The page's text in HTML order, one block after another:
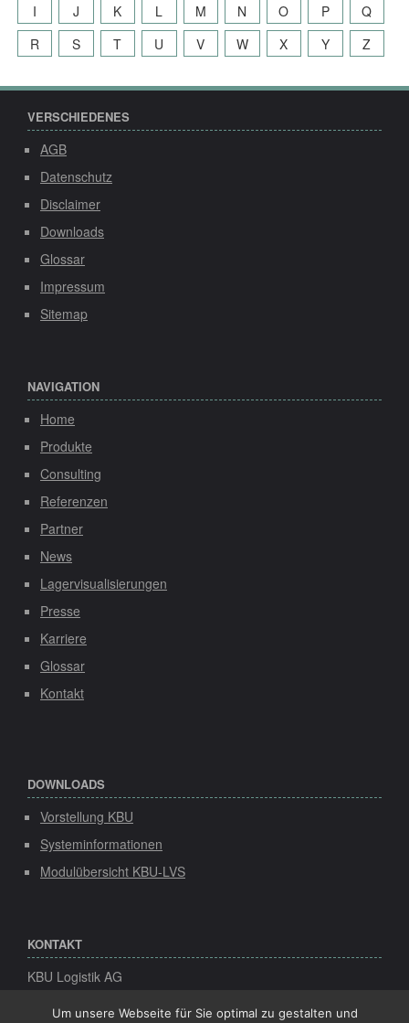
I
J K L M N O P
Q
R
S T U V W X Y Z
VERSCHIEDENES
AGB
Datenschutz
Disclaimer
Downloads
Glossar
Impressum
Sitemap
NAVIGATION
Home
Produkte
Consulting
Referenzen
Partner
News
Lagervisualisierungen
Presse
Karriere
Glossar
Kontakt
DOWNLOADS
Vorstellung KBU
Systeminformationen
Modulübersicht KBU-LVS
KONTAKT
KBU Logistik AG
Konsul-Smidt-Str. 8d
Um unsere Webseite für Sie optimal zu gestalten und